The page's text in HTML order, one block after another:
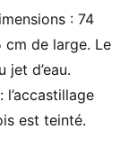
: 74
de large. Le
jet d’eau.
est teinté.